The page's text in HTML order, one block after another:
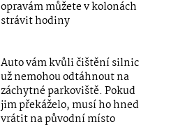
opravám můžete v kolonách
strávit hodiny
Auto vám kvůli čištění silnic
už nemohou odtáhnout na
záchytné parkoviště. Pokud
jim překáželo, musí ho hned
vrátit na původní místo